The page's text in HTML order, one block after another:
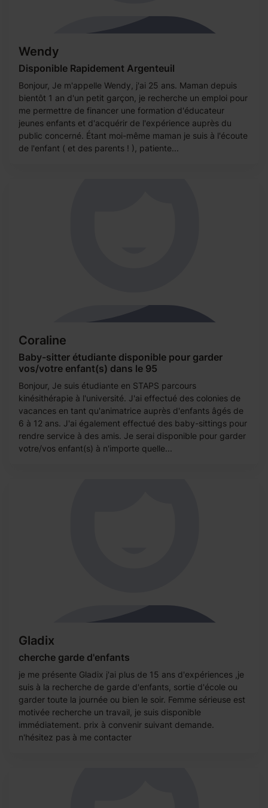
Wendy
Disponible Rapidement Argenteuil
Bonjour, Je m'appelle Wendy, j'ai 25 ans. Maman depuis
bientôt 1 an d'un petit garçon, je recherche un emploi pour
me permettre de financer une formation d'éducateur
jeunes enfants et d'acquérir de l'expérience auprès du
public concerné. Étant moi-même maman je suis à l'écoute
de l'enfant ( et des parents ! ), patiente...
Coraline
Baby-sitter étudiante disponible pour garder
vos/votre enfant(s) dans le 95
Bonjour, Je suis étudiante en STAPS parcours
kinésithérapie à l'université. J'ai effectué des colonies de
vacances en tant qu'animatrice auprès d'enfants âgés de
6 à 12 ans. J'ai également effectué des baby-sittings pour
rendre service à des amis. Je serai disponible pour garder
votre/vos enfant(s) à n'importe quelle...
Gladix
cherche garde d'enfants
je me présente Gladix j'ai plus de 15 ans d'expériences ,je
suis à la recherche de garde d'enfants, sortie d'école ou
garder toute la journée ou bien le soir. Femme sérieuse est
motivée recherche un travail, je suis disponible
immédiatement. prix à convenir suivant demande.
n'hésitez pas à me contacter